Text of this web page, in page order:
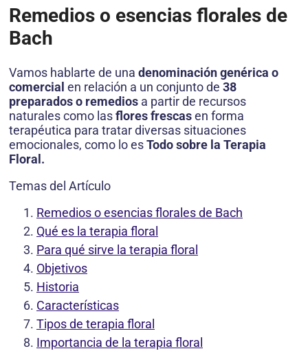
Remedios o esencias florales de
Bach
Vamos hablarte de una denominación genérica o
comercial en relación a un conjunto de 38
preparados o remedios a partir de recursos
naturales como lasflores frescasen forma
terapéutica para tratar diversas situaciones
emocionales, como lo esTodo sobre la Terapia
Floral.
Temas del Artículo
Remedios o esencias florales de Bach
Qué es la terapia floral
Para qué sirve la terapia floral
Objetivos
Historia
Características
Tipos de terapia floral
Importancia de la terapia floral